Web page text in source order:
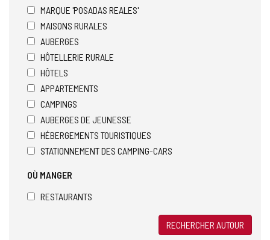
MARQUE 'POSADAS REALES'
MAISONS RURALES
AUBERGES
HÔTELLERIE RURALE
HÔTELS
APPARTEMENTS
CAMPINGS
AUBERGES DE JEUNESSE
HÉBERGEMENTS TOURISTIQUES
STATIONNEMENT DES CAMPING-CARS
OÙ MANGER
RESTAURANTS
RECHERCHER AUTOUR